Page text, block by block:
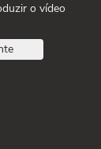
o vídeo